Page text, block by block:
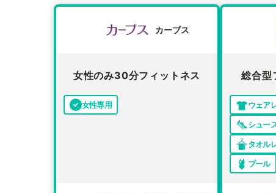
カーブス
女性のみ30分フィットネス
女性専用
総合型
ウェア
シュー
タオル
プール